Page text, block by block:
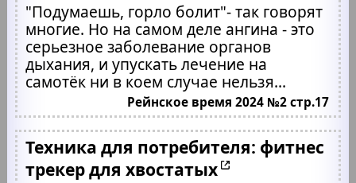
"Подумаешь, горло болит"- так говорят
многие. Но на самом деле ангина - это
серьезное заболевание органов
дыхания, и упускать лечение на
самотёк ни в коем случае нельзя...
Рейнское время 2024 №2 стр.17
Техника для потребителя: фитнес
трекер для хвостатых